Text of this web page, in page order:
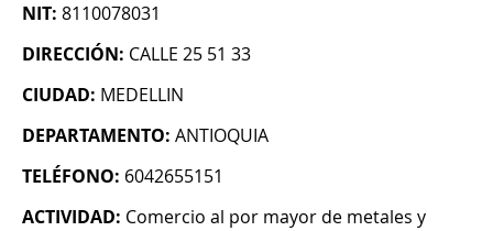
NIT: 8110078031
DIRECCIÓN: CALLE 25 51 33
CIUDAD: MEDELLIN
DEPARTAMENTO: ANTIOQUIA
TELÉFONO: 6042655151
ACTIVIDAD: Comercio al por mayor de metales y